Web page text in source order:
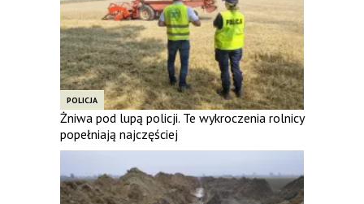
POLICJA
Żniwa pod lupą policji. Te wykroczenia rolnicy
popełniają najczęściej